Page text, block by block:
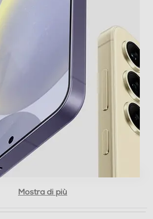
in GHz
Core Exynos 2400 (One Core 3.2GHz
+ Triple Core 2.6GHz + Quad Core
Mostra di più